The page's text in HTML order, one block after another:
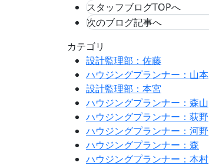
スタッフブログTOPへ
次のブログ記事へ
カテゴリ
設計監理部：佐藤
ハウジングプランナー：山本
設計監理部：本宮
ハウジングプランナー：森山
ハウジングプランナー：荻野
ハウジングプランナー：河野
ハウジングプランナー：森
ハウジングプランナー：本村